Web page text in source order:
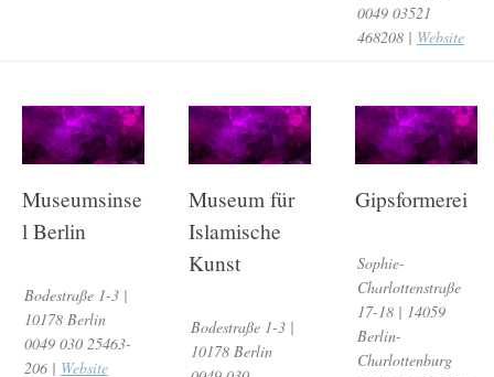
0049 03521
468208 | Website
Museumsinse
l Berlin
Bodestraße 1-3 |
10178 Berlin
0049 030 25463-
206 | Website
Museum für
Islamische
Kunst
Bodestraße 1-3 |
10178 Berlin
Gipsformerei
Sophie-
Charlottenstraße
17-18 | 14059
Berlin-
Charlottenburg